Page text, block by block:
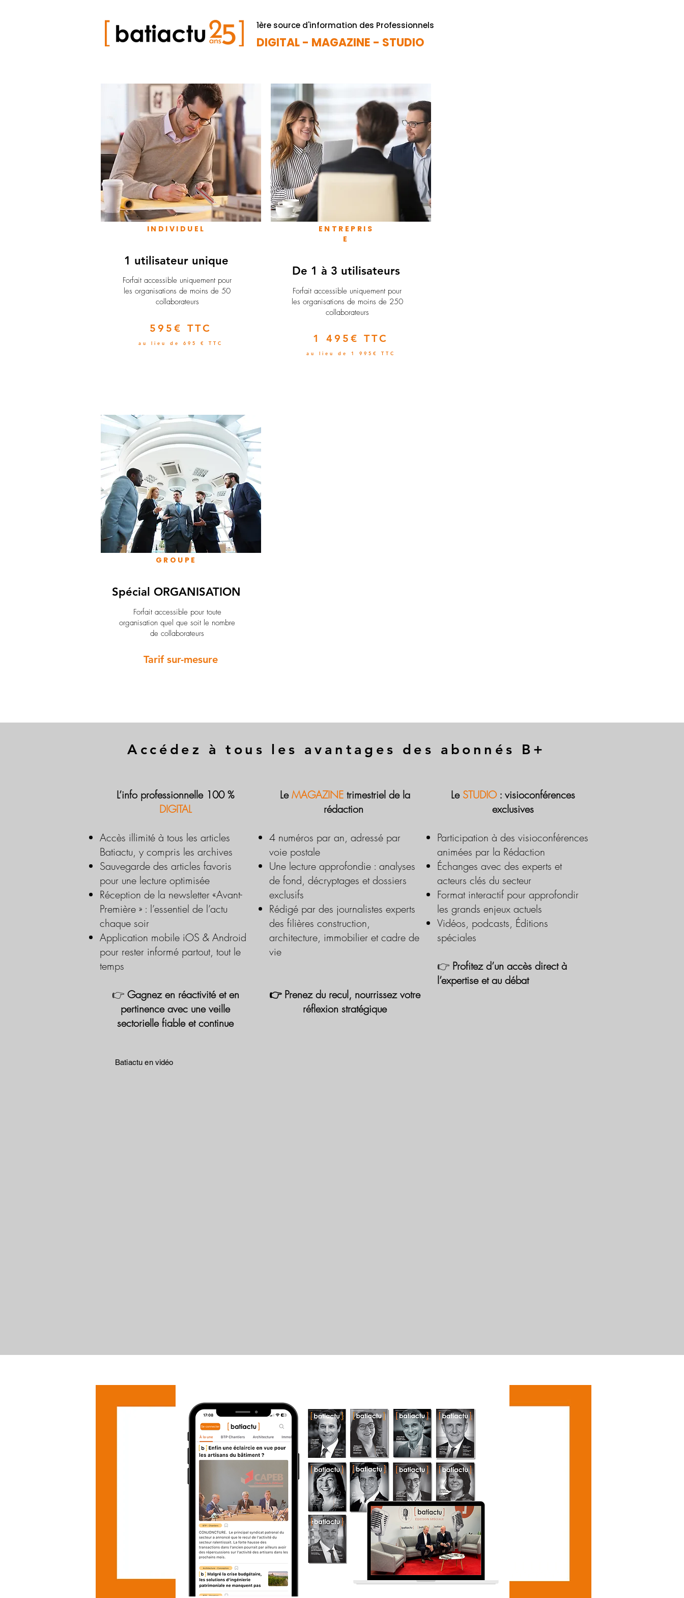
1ère source d'information des Professionnels
DIGITAL - MAGAZINE - STUDIO
INDIVIDUEL
1 utilisateur unique
​Forfait accessible uniquement pour
les organisations de moins de 50
collaborateurs
595€ TTC
au lieu de 695 € TTC
ENTREPRIS
E
De 1 à 3 utilisateurs
Forfait accessible uniquement pour
les organisations de moins de 250
collaborateurs
1 495€ TTC
au lieu de 1 995€ TTC
GROUPE
Spécial ORGANISATION
Forfait accessible pour toute
organisation quel que soit le nombre
de collaborateurs
Tarif sur-mesure
Accédez à tous les avantages des abonnés B+
L’info professionnelle 100 %
DIGITAL
Accès illimité à tous les articles
Batiactu, y compris les archives
Sauvegarde des articles favoris
pour une lecture optimisée
Réception de la newsletter «Avant-
Première » : l’essentiel de l’actu
chaque soir
Application mobile iOS & Android
pour rester informé partout, tout le
temps
👉 Gagnez en réactivité et en
pertinence avec une veille
sectorielle fiable et continue
LeMAGAZINE trimestriel de la
rédaction
4 numéros par an, adressé par
voie postale
Une lecture approfondie : analyses
de fond, décryptages et dossiers
exclusifs
Rédigé par des journalistes experts
des filières construction,
architecture, immobilier et cadre de
vie
👉 Prenez du recul, nourrissez votre
réflexion stratégique
Le STUDIO : visioconférences
exclusives
Participation à des visioconférences
animées par la Rédaction
Échanges avec des experts et
acteurs clés du secteur
Format interactif pour approfondir
les grands enjeux actuels
Vidéos, podcasts, Éditions
spéciales
👉 Profitez d’un accès direct à
l’expertise et au débat
Batiactu en vidéo